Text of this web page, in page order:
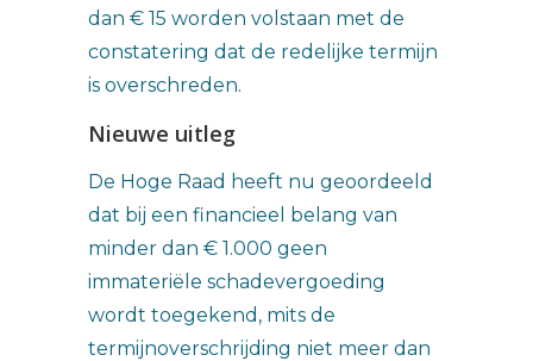
dan € 15 worden volstaan met de
constatering dat de redelijke termijn
is overschreden.
Nieuwe uitleg
De Hoge Raad heeft nu geoordeeld
dat bij een financieel belang van
minder dan € 1.000 geen
immateriële schadevergoeding
wordt toegekend, mits de
termijnoverschrijding niet meer dan